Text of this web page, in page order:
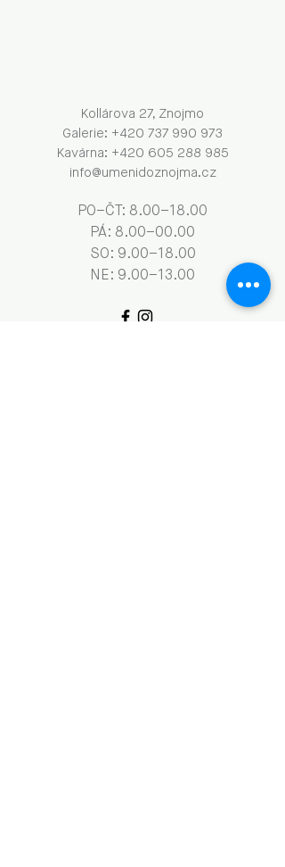
Kollárova 27, Znojmo
Galerie: +420 737 990 973
Kavárna: +420 605 288 985
info@umenidoznojma.cz
PO–ČT: 8.00–18.00
​​​PÁ: 8.00–00.00
SO: 9.00–18.00
NE: 9.00–13.00